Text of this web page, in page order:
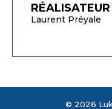
RÉALISATEUR
Laurent Préyale
© 2026